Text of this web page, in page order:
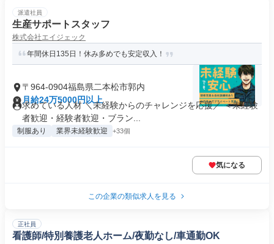
派遣社員
生産サポートスタッフ
株式会社エイジェック
年間休日135日！休み多めでも安定収入！
〒964-0904福島県二本松市郭内
月給24万5000円以上
求めている人材 ＼未経験からのチャレンジを応援／ ＜未経験
者歓迎・経験者歓迎・ブラン...
制服あり 業界未経験歓迎 +33個
気になる
この企業の類似求人を見る
正社員
看護師/特別養護老人ホーム/夜勤なし/車通勤OK